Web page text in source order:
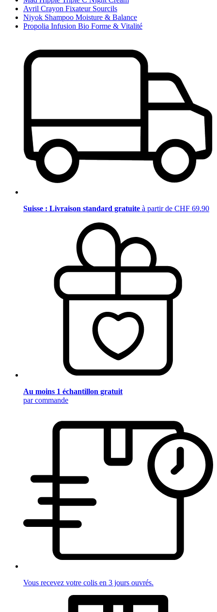
Avril Crayon Fixateur Sourcils
Niyok Shampoo Moisture & Balance
Propolia Infusion Bio Forme & Vitalité
Suisse : Livraison standard gratuite à partir de CHF 69.90
Au moins 1 échantillon gratuit
par commande
Vous recevez votre colis en 3 jours ouvrés.